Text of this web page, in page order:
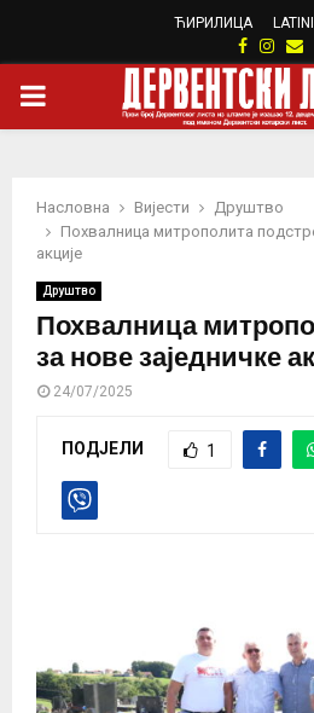
ЋИРИЛИЦА
Facebook
PRIMARY
Насловна Вијести
Друштво
Похвалница митрополита
акције
Друштво
Похвалница
за нове заједничке
24/07/2025
ПОДЈЕЛИ 1